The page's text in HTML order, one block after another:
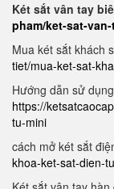
Két sắt vân tay
pham/ket-sat-
Mua két sắt khách
tiet/mua-ket-sat-
Hướng dẫn sử
https://
tu-mini
cách mở két sắt
khoa-ket-sat-dien-tu